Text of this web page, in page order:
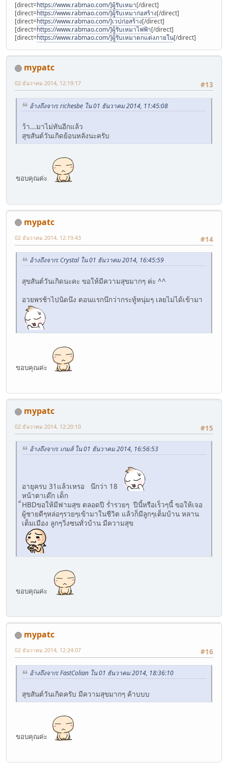
[direct=https://www.rabmao.com/]ผู้รับเหมา[/direct]
[direct=https://www.rabmao.com/]ผู้รับเหมาก่อสร้าง[/direct]
[direct=https://www.rabmao.com/]เวปก่อสร้าง[/direct]
[direct=https://www.rabmao.com/]ผู้รับเหมาไฟฟ้า[/direct]
[direct=https://www.rabmao.com/]ผู้รับเหมาตกแต่งภายใน[/direct]
mypatc
#13
02 ธันวาคม 2014, 12:19:17
อ้างถึงจาก: richesbe ใน 01 ธันวาคม 2014, 11:45:08
ว้า...มาไม่ทันอีกแล้ว
สุขสันต์วันเกิดย้อนหลังนะครับ
ขอบคุณค่ะ
mypatc
#14
02 ธันวาคม 2014, 12:19:43
อ้างถึงจาก: Crystal ใน 01 ธันวาคม 2014, 16:45:59
สุขสันต์วันเกิดนะคะ ขอให้มีความสุขมากๆ ค่ะ ^^
อวยพรช้าไปนิดนึง ตอนแรกนึกว่ากระทู้หนุ่มๆ เลยไม่ได้เข้ามา
ขอบคุณค่ะ
mypatc
#15
02 ธันวาคม 2014, 12:20:10
อ้างถึงจาก: เกมส์ ใน 01 ธันวาคม 2014, 16:56:53
อายุครบ 31แล้วเหรอ นึกว่า 18
หน้าตาเด๊ก เด็ก
็HBDขอให้มีฟามสุข ตลอดปี ร่ำรวยๆ ปีนี้หรือเร็วๆนี้ ขอให้เจอ
ผู้ชายดีๆหล่อๆรวยๆเข้ามาในชีวิต แล้วก็มีลูกๆเต็มบ้าน หลาน
เต็มเมือง ลูกๆวิ่งซนทั่วบ้าน มีความสุข
ขอบคุณค่ะ
mypatc
#16
02 ธันวาคม 2014, 12:24:07
อ้างถึงจาก: FastColian ใน 01 ธันวาคม 2014, 18:36:10
สุขสันต์วันเกิดครับ มีความสุขมากๆ ค้าบบบ
ขอบคุณค่ะ